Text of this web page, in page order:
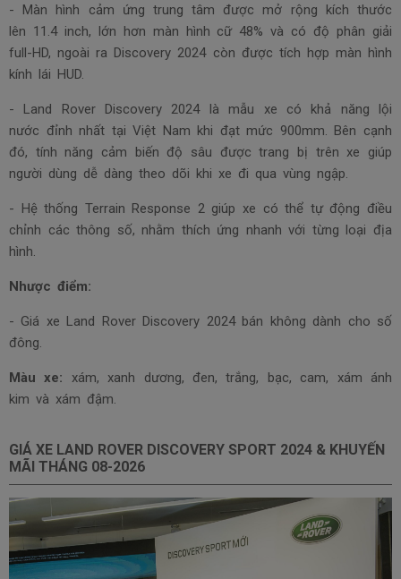
- Màn hình cảm ứng trung tâm được mở rộng kích thước
lên 11.4 inch, lớn hơn màn hình cữ 48% và có độ phân giải
full-HD, ngoài ra Discovery 2024 còn được tích hợp màn hình
kính lái HUD.
- Land Rover Discovery 2024 là mẫu xe có khả năng lội
nước đỉnh nhất tại Việt Nam khi đạt mức 900mm. Bên cạnh
đó, tính năng cảm biến độ sâu được trang bị trên xe giúp
người dùng dễ dàng theo dõi khi xe đi qua vùng ngập.
- Hệ thống Terrain Response 2 giúp xe có thể tự động điều
chỉnh các thông số, nhằm thích ứng nhanh với từng loại địa
hình.
Nhược điểm:
- Giá xe Land Rover Discovery 2024 bán không dành cho số
đông.
Màu xe: xám, xanh dương, đen, trắng, bạc, cam, xám ánh
kim và xám đậm.
GIÁ XE LAND ROVER DISCOVERY SPORT 2024 & KHUYẾN
MÃI THÁNG 08-2026